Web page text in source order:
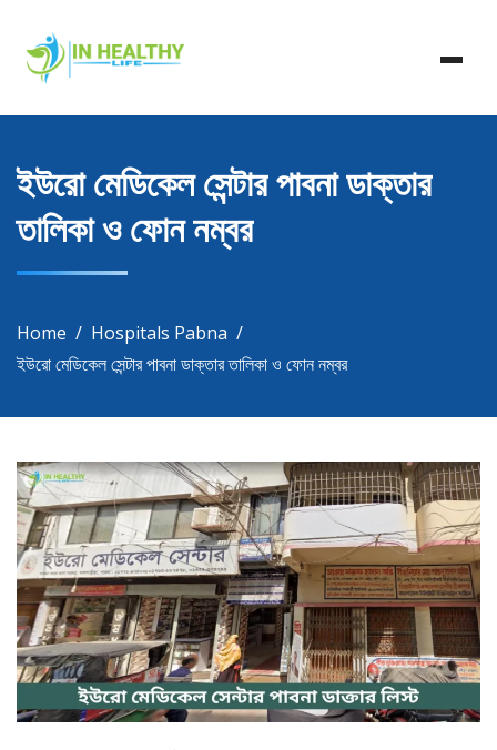
content
In Healthy Life
In Healthy Life, Healthy Life, Health Life, Doctor List,
Doctor Listing
ইউরো মেডিকেল সেন্টার পাবনা ডাক্তার
তালিকা ও ফোন নম্বর
Home
Hospitals Pabna
ইউরো মেডিকেল সেন্টার পাবনা ডাক্তার তালিকা ও ফোন নম্বর